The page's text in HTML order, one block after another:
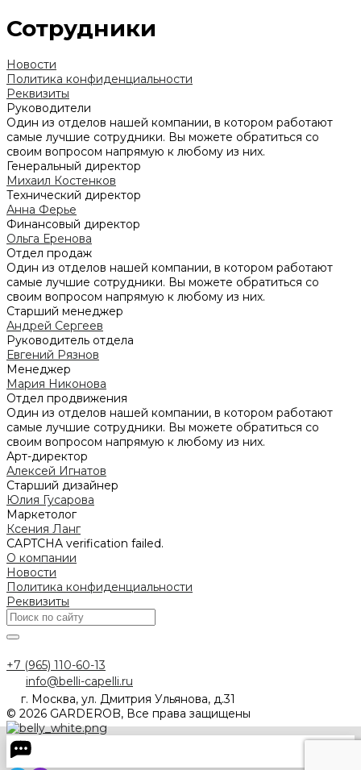
Сотрудники
Новости
Политика конфиденциальности
Реквизиты
Руководители
Один из отделов нашей компании, в котором работают
самые лучшие сотрудники. Вы можете обратиться со
своим вопросом напрямую к любому из них.
Генеральный директор
Михаил Костенков
Технический директор
Анна Ферье
Финансовый директор
Ольга Еренова
Отдел продаж
Один из отделов нашей компании, в котором работают
самые лучшие сотрудники. Вы можете обратиться со
своим вопросом напрямую к любому из них.
Старший менеджер
Андрей Сергеев
Руководитель отдела
Евгений Рязнов
Менеджер
Мария Никонова
Отдел продвижения
Один из отделов нашей компании, в котором работают
самые лучшие сотрудники. Вы можете обратиться со
своим вопросом напрямую к любому из них.
Арт-директор
Алексей Игнатов
Старший дизайнер
Юлия Гусарова
Маркетолог
Ксения Ланг
CAPTCHA verification failed.
О компании
Новости
Политика конфиденциальности
Реквизиты
+7 (965) 110-60-13
info@belli-capelli.ru
г. Москва, ул. Дмитрия Ульянова, д.31
© 2026 GARDEROB, Все права защищены